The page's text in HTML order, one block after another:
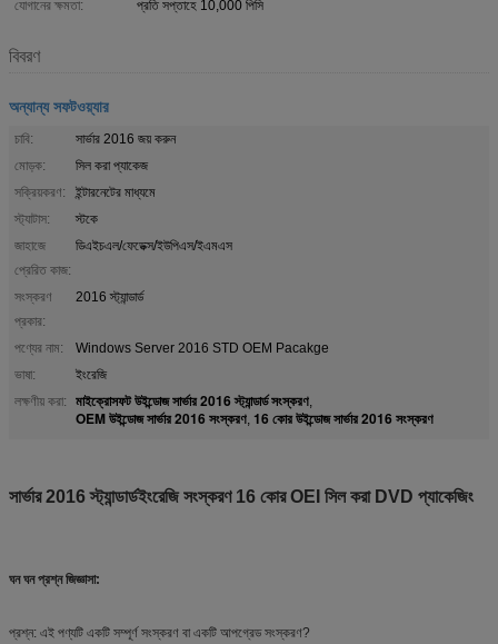
যোগানের ক্ষমতা:
প্রতি সপ্তাহে 10,000 পিসি
বিবরণ
অন্যান্য সফটওয়্যার
চাবি:
সার্ভার 2016 জয় করুন
মোড়ক:
সিল করা প্যাকেজ
সক্রিয়করণ:
ইন্টারনেটের মাধ্যমে
স্ট্যাটাস:
স্টকে
জাহাজে
প্রেরিত কাজ:
ডিএইচএল/ফেডেক্স/ইউপিএস/ইএমএস
সংস্করণ
প্রকার:
2016 স্ট্যান্ডার্ড
পণ্যের নাম:
Windows Server 2016 STD OEM Pacakge
ভাষা:
ইংরেজি
লক্ষণীয় করা:
মাইক্রোসফট উইন্ডোজ সার্ভার 2016 স্ট্যান্ডার্ড সংস্করণ,
OEM উইন্ডোজ সার্ভার 2016 সংস্করণ, 16 কোর উইন্ডোজ সার্ভার 2016 সংস্করণ
সার্ভার 2016 স্ট্যান্ডার্ডইংরেজি সংস্করণ 16 কোর OEI সিল করা DVD প্যাকেজিং
ঘন ঘন প্রশ্ন জিজ্ঞাসা:
প্রশ্ন: এই পণ্যটি একটি সম্পূর্ণ সংস্করণ বা একটি আপগ্রেড সংস্করণ?